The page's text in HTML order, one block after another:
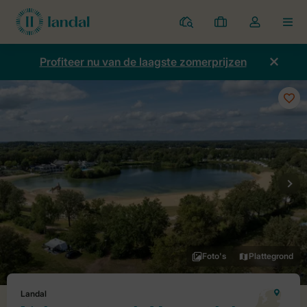
Parken
Mijn
boekingen
Open
de
dropdown
Profiteer nu van de laagste zomerprijzen